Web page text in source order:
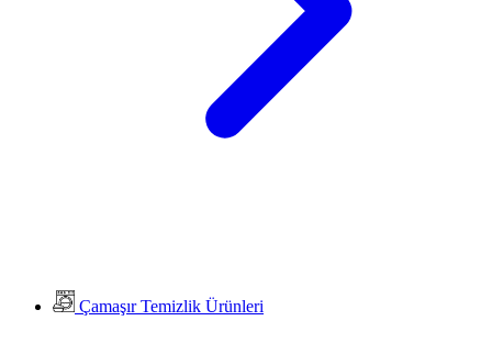
Çamaşır Temizlik Ürünleri